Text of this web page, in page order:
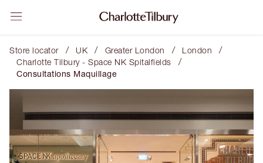
Store locator / UK / Greater London / London /
Charlotte Tilbury - Space NK Spitalfields /
Consultations Maquillage